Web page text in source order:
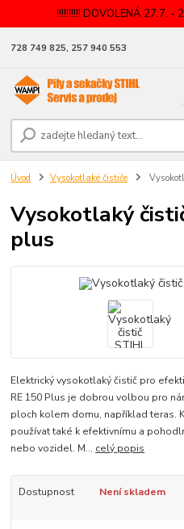
!!!!!!!!!! DOVOLENÁ 27.7. -
728 749 825, 257 940 553
Úvod Vysokotlaké čističe
Vysokotlaký
plus
Elektrický vysokotlaký čistič pro
RE 150 Plus je dobrou volbou pro
ploch kolem domu, například teras.
používat také k efektivnímu a
nebo vozidel. M... celý popis
Dostupnost Není skladem